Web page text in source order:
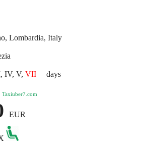
Lombardia, Italy
IV, V, VII days
Taxiuber7.com
EUR